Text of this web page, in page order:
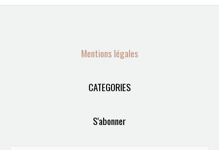
Mentions légales
CATEGORIES
S'abonner